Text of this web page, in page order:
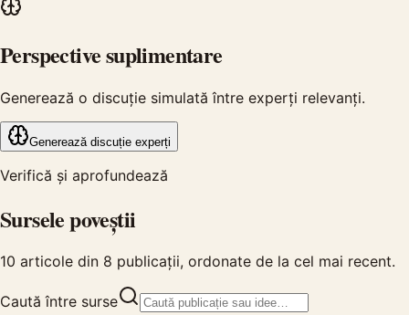
Perspective suplimentare
Generează o discuție simulată între experți relevanți.
Generează discuție experți
Verifică și aprofundează
Sursele poveștii
10 articole din 8 publicații, ordonate de la cel mai recent.
Caută între surse